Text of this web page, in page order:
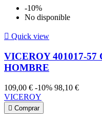
-10%
No disponible
 Quick view
VICEROY 401017-
HOMBRE
109,00 € -10% 98,10 €
VICEROY
 Comprar